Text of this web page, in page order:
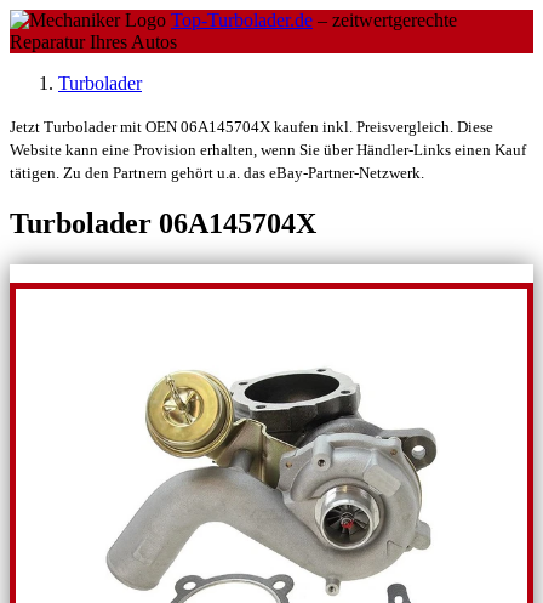
Top-Turbolader.de – zeitwertgerechte
Reparatur Ihres Autos
Turbolader
Jetzt Turbolader mit OEN 06A145704X kaufen inkl. Preisvergleich. Diese
Website kann eine Provision erhalten, wenn Sie über Händler-Links einen Kauf
tätigen. Zu den Partnern gehört u.a. das eBay-Partner-Netzwerk.
Turbolader 06A145704X